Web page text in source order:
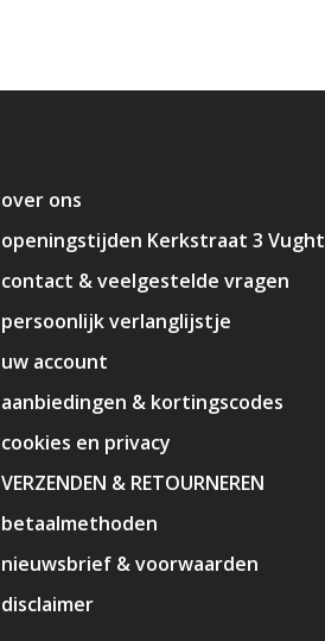
over ons
openingstijden Kerkstraat 3 Vught
contact & veelgestelde vragen
persoonlijk verlanglijstje
uw account
aanbiedingen & kortingscodes
cookies en privacy
VERZENDEN & RETOURNEREN
betaalmethoden
nieuwsbrief & voorwaarden
disclaimer